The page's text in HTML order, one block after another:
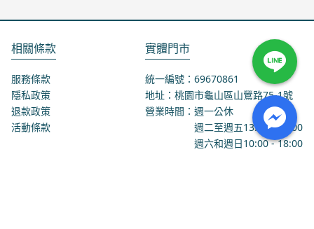
相關條款
服務條款
隱私政策
退款政策
活動條款
實體門市
統一編號：69670861
地址：桃園市龜山區山鶯路75-1號
營業時間：週一公休
週二至週五13:00 - 18:00
週六和週日10:00 - 18:00